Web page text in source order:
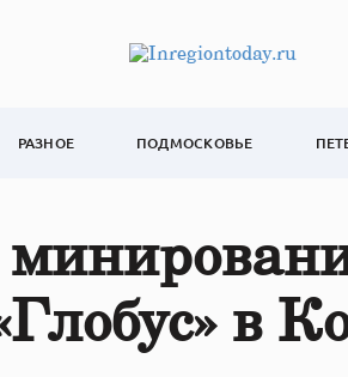
РАЗНОЕ ПОДМОСКОВЬЕ
в